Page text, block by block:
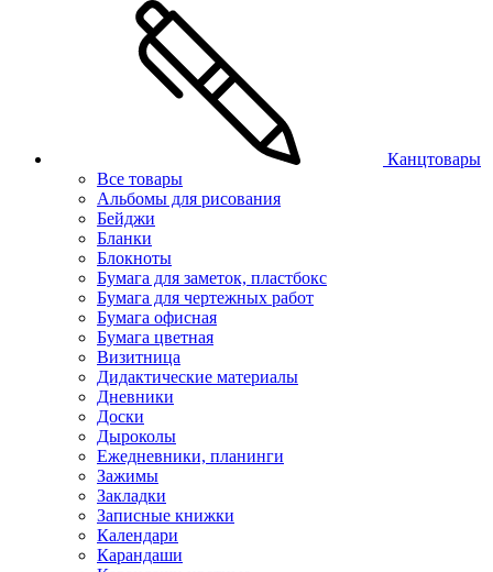
Канцтовары
Все товары
Альбомы для рисования
Бейджи
Бланки
Блокноты
Бумага для заметок, пластбокс
Бумага для чертежных работ
Бумага офисная
Бумага цветная
Визитница
Дидактические материалы
Дневники
Доски
Дыроколы
Ежедневники, планинги
Зажимы
Закладки
Записные книжки
Календари
Карандаши